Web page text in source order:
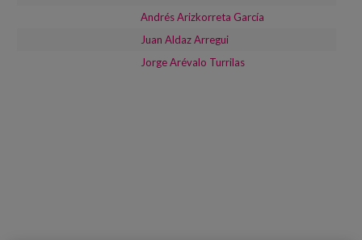
Andrés Arizkorreta García
Juan Aldaz Arregui
Jorge Arévalo Turrilas